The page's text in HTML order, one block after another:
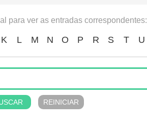
para ver as entradas correspondentes:
K L M N O P R S T U